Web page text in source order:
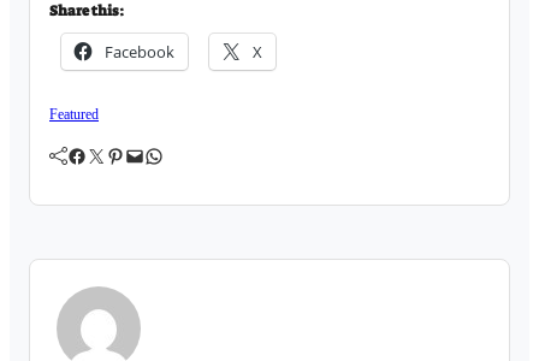
Share this:
Facebook X
Featured
Facebook Twitter Pinterest Mail WhatsApp